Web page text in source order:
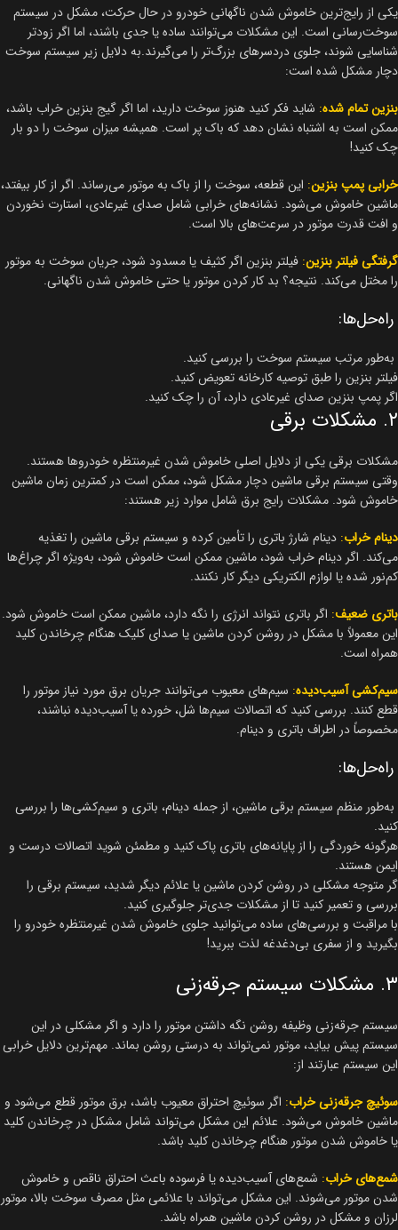
یکی از رایج‌ترین خاموش شدن ناگهانی خودرو در حال حرکت، مشکل در سیستم
سوخت‌رسانی است. این مشکلات می‌توانند ساده یا جدی باشند، اما اگر زودتر
شناسایی شوند، جلوی دردسرهای بزرگ‌تر را می‌گیرند.به دلایل زیر سیستم سوخت
دچار مشکل شده است:
بنزین تمام شده: شاید فکر کنید هنوز سوخت دارید، اما اگر گیج بنزین خراب باشد،
ممکن است به اشتباه نشان دهد که باک پر است. همیشه میزان سوخت را دو بار
چک کنید!
خرابی پمپ بنزین: این قطعه، سوخت را از باک به موتور می‌رساند. اگر از کار بیفتد،
ماشین خاموش می‌شود. نشانه‌های خرابی شامل صدای غیرعادی، استارت نخوردن
و افت قدرت موتور در سرعت‌های بالا است.
گرفتگی فیلتر بنزین: فیلتر بنزین اگر کثیف یا مسدود شود، جریان سوخت به موتور
را مختل می‌کند. نتیجه؟ بد کار کردن موتور یا حتی خاموش شدن ناگهانی.
راه‌حل‌ها:
به‌طور مرتب سیستم سوخت را بررسی کنید.
فیلتر بنزین را طبق توصیه کارخانه تعویض کنید.
اگر پمپ بنزین صدای غیرعادی دارد، آن را چک کنید.
۲. مشکلات برقی
مشکلات برقی یکی از دلایل اصلی خاموش شدن غیرمنتظره خودروها هستند.
وقتی سیستم برقی ماشین دچار مشکل شود، ممکن است در کمترین زمان ماشین
خاموش شود. مشکلات رایج برق شامل موارد زیر هستند:
دینام خراب: دینام شارژ باتری را تأمین کرده و سیستم برقی ماشین را تغذیه
می‌کند. اگر دینام خراب شود، ماشین ممکن است خاموش شود، به‌ویژه اگر چراغ‌ها
کم‌نور شده یا لوازم الکتریکی دیگر کار نکنند.
باتری ضعیف: اگر باتری نتواند انرژی را نگه دارد، ماشین ممکن است خاموش شود.
این معمولاً با مشکل در روشن کردن ماشین یا صدای کلیک هنگام چرخاندن کلید
همراه است.
سیم‌کشی آسیب‌دیده: سیم‌های معیوب می‌توانند جریان برق مورد نیاز موتور را
قطع کنند. بررسی کنید که اتصالات سیم‌ها شل، خورده یا آسیب‌دیده نباشند،
مخصوصاً در اطراف باتری و دینام.
راه‌حل‌ها:
به‌طور منظم سیستم برقی ماشین، از جمله دینام، باتری و سیم‌کشی‌ها را بررسی
کنید.
هرگونه خوردگی را از پایانه‌های باتری پاک کنید و مطمئن شوید اتصالات درست و
ایمن هستند.
گر متوجه مشکلی در روشن کردن ماشین یا علائم دیگر شدید، سیستم برقی را
بررسی و تعمیر کنید تا از مشکلات جدی‌تر جلوگیری کنید.
با مراقبت و بررسی‌های ساده می‌توانید جلوی خاموش شدن غیرمنتظره خودرو را
بگیرید و از سفری بی‌دغدغه لذت ببرید!
۳. مشکلات سیستم جرقه‌زنی
سیستم جرقه‌زنی وظیفه روشن نگه داشتن موتور را دارد و اگر مشکلی در این
سیستم پیش بیاید، موتور نمی‌تواند به درستی روشن بماند. مهم‌ترین دلایل خرابی
این سیستم عبارتند از:
سوئیچ جرقه‌زنی خراب: اگر سوئیچ احتراق معیوب باشد، برق موتور قطع می‌شود و
ماشین خاموش می‌شود. علائم این مشکل می‌تواند شامل مشکل در چرخاندن کلید
یا خاموش شدن موتور هنگام چرخاندن کلید باشد.
شمع‌های خراب: شمع‌های آسیب‌دیده یا فرسوده باعث احتراق ناقص و خاموش
شدن موتور می‌شوند. این مشکل می‌تواند با علائمی مثل مصرف سوخت بالا، موتور
لرزان و مشکل در روشن کردن ماشین همراه باشد.